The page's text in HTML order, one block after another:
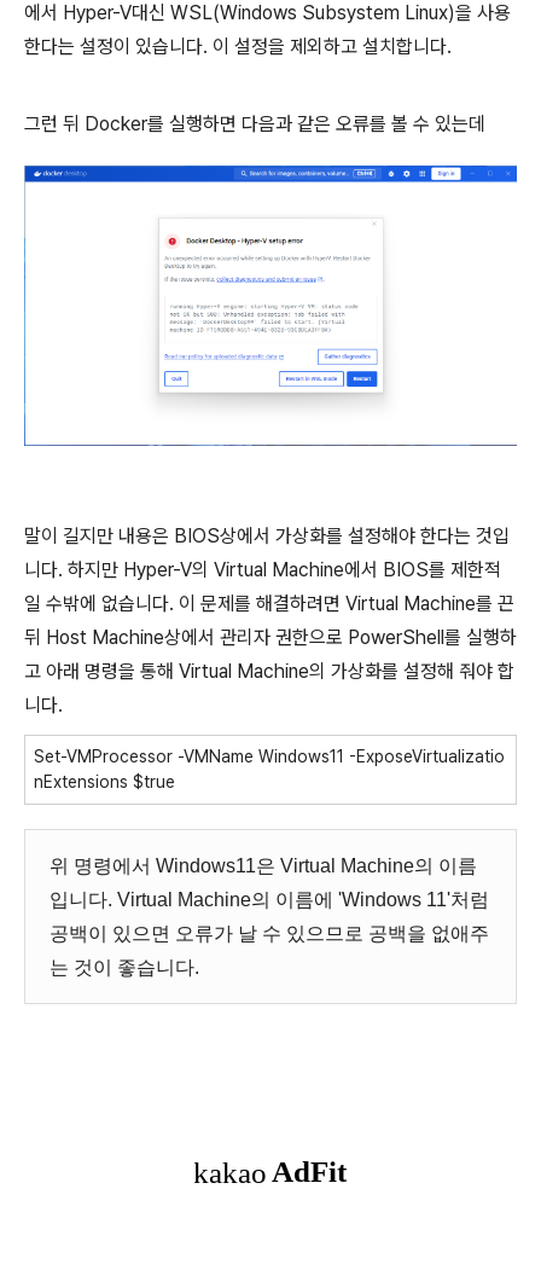
에서 Hyper-V대신 WSL(Windows Subsystem Linux)을 사용
한다는 설정이 있습니다. 이 설정을 제외하고 설치합니다.
그런 뒤 Docker를 실행하면 다음과 같은 오류를 볼 수 있는데
말이 길지만 내용은 BIOS상에서 가상화를 설정해야 한다는 것입
니다. 하지만 Hyper-V의 Virtual Machine에서 BIOS를 제한적
일 수밖에 없습니다. 이 문제를 해결하려면 Virtual Machine를 끈
뒤 Host Machine상에서 관리자 권한으로 PowerShell를 실행하
고 아래 명령을 통해 Virtual Machine의 가상화를 설정해 줘야 합
니다.
Set-VMProcessor -VMName Windows11 -ExposeVirtualizatio
nExtensions $true
위 명령에서 Windows11은 Virtual Machine의 이름
입니다. Virtual Machine의 이름에 'Windows 11'처럼
공백이 있으면 오류가 날 수 있으므로 공백을 없애주
는 것이 좋습니다.